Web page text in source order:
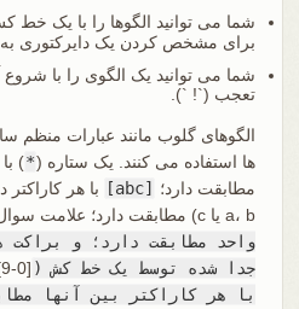
شما می توانید الگوها را با یک خط
برای مشخص کردن یک دایرکتوری به
شما می توانید یک الگوی را با
تعجب (`! `).
الگوهای گلوب مانند عبارات منظم
ها استفاده می کنند. یک ستاره (*
)
مطابقت دارد؛
[abc]
با هر
a، b یا c) مطابقت دارد؛ علامت سوال (
واحد مطابقت دارد؛ و براکت
جدا شده توسط یک خط کش ( [0-9]
با هر کاراکتر بین آنها